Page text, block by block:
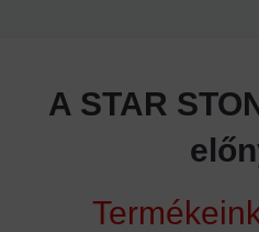
A STAR